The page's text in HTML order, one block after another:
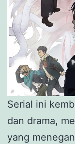
Serial ini
dan drama,
yang